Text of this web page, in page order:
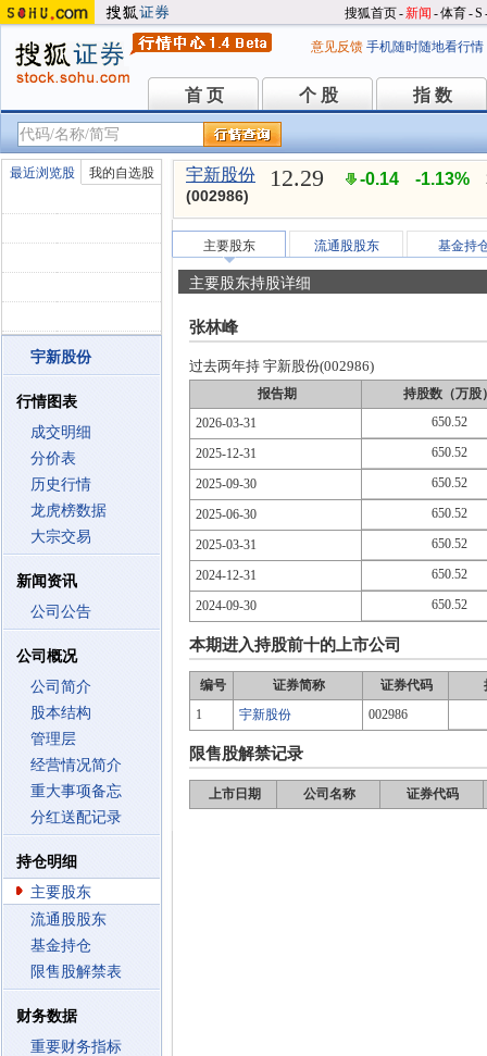
搜狐首页-新闻 -体育-S
意见反馈 手机随时随地看行情
首 页
首 页 个 股
个 股 指 数
指 数
最近浏览股 我的自选股
宇新股份
行情图表
成交明细
分价表
历史行情
龙虎榜数据
大宗交易
新闻资讯
公司公告
公司概况
公司简介
股本结构
管理层
经营情况简介
重大事项备忘
分红送配记录
持仓明细
主要股东
流通股股东
基金持仓
限售股解禁表
财务数据
重要财务指标
宇新股份
(002986)
12.29 -0.14 -1.13%
主要股东 流通股股东 基金持
主要股东持股详细
张林峰
过去两年持 宇新股份(002986)
报告期
持股数（万股
2026-03-31
650.52
2025-12-31 650.52
2025-09-30 650.52
2025-06-30 650.52
2025-03-31 650.52
2024-12-31 650.52
2024-09-30 650.52
本期进入持股前十的上市公司
编号 证券简称 证券代码
1
宇新股份 002986
限售股解禁记录
上市日期 公司名称 证券代码